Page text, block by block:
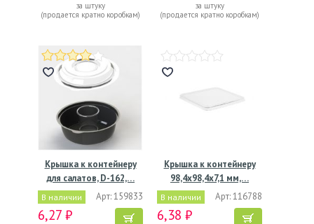
за штуку
(продается кратно коробкам)
за штуку
(продается кратно коробкам)
Крышка к контейнеру
для салатов, D-162,…
В наличии Арт: 159833
6,27 ₽
Крышка к контейнеру
98,4х98,4х7,1 мм,…
В наличии Арт: 116788
6,38 ₽